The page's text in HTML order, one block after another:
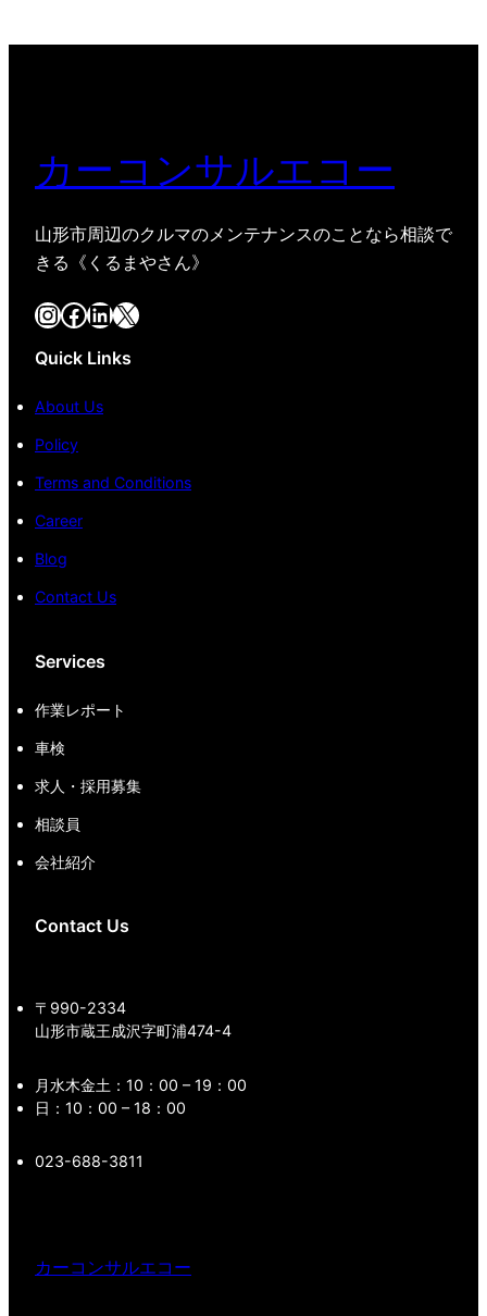
カーコンサルエコー
山形市周辺のクルマのメンテナンスのことなら相談で
きる《くるまやさん》
InstagramFacebook LinkedIn X
Quick Links
About Us
Policy
Terms and Conditions
Career
Blog
Contact Us
Services
作業レポート
車検
求人・採用募集
相談員
会社紹介
Contact Us
〒990-2334
山形市蔵王成沢字町浦474-4
月水木金土：10：00 – 19：00
日：10：00 – 18：00
023-688-3811
カーコンサルエコー